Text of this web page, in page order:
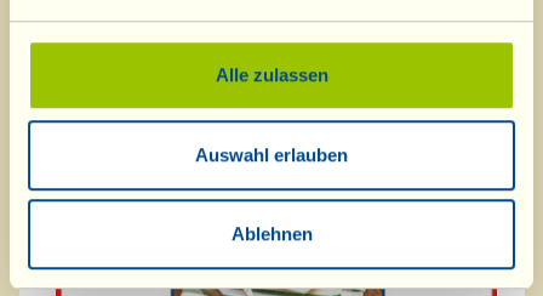
Alle zulassen
Auswahl erlauben
Ablehnen
Hiergeht es zu den Januar-Rezepten